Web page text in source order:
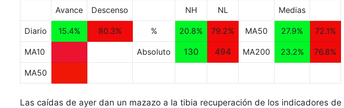
Avance Descenso NH NL Medias
Diario 15.4% 80.3% % 20.8% 79.2% MA50 27.9% 72.1%
MA10 Absoluto 130 494 MA200 23.2% 76.8%
MA50
Las caídas de ayer dan un mazazo a la tibia recuperación de los indicadores